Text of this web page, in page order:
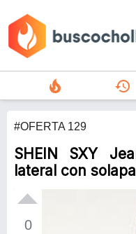
search
person
add
Menu
local_fire_department history
#OFERTA 129
SHEIN SXY
lateral con solapa
0